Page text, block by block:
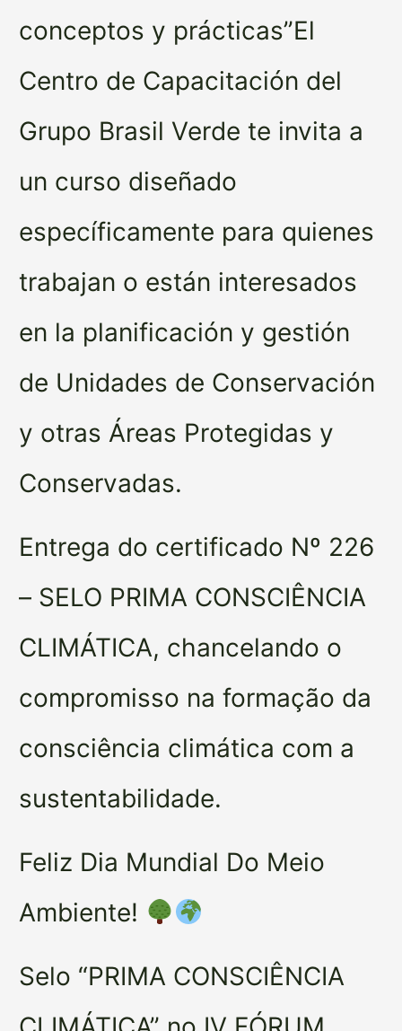
conceptos y prácticas”El
Centro de Capacitación del
Grupo Brasil Verde te invita a
un curso diseñado
específicamente para quienes
trabajan o están interesados
en la planificación y gestión
de Unidades de Conservación
y otras Áreas Protegidas y
Conservadas.
Entrega do certificado Nº 226
– SELO PRIMA CONSCIÊNCIA
CLIMÁTICA, chancelando o
compromisso na formação da
consciência climática com a
sustentabilidade.
Feliz Dia Mundial Do Meio
Ambiente!
Selo “PRIMA CONSCIÊNCIA